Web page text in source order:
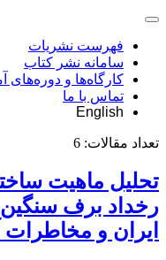
فهرست نشریات
سامانه نشر کتاب
کارگاه‌ها و
تماس با ما
English
تعداد مقالات: 6
تحلیل ماهیت
ایران و مخاطرات